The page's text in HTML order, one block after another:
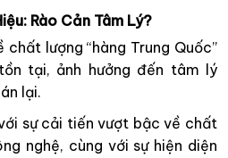
Rào Cản Tâm Lý?
lượng “hàng Trung Quốc”
tại, ảnh hưởng đến tâm lý
lại.
sự cải tiến vượt bậc về chất
nghệ, cùng với sự hiện diện